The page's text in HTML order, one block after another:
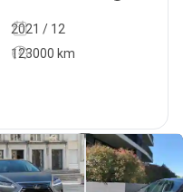
2021 / 12
123000 km